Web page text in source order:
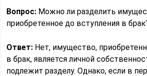
Вопрос: Можно ли разделить
приобретенное до вступления в
Ответ: Нет, имущество,
в брак, является личной
подлежит разделу. Однако, если в